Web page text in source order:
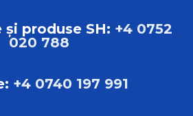
șurub
alimentare Pascal
și produse SH: +4 0752
020 788
+4 0740 197 991